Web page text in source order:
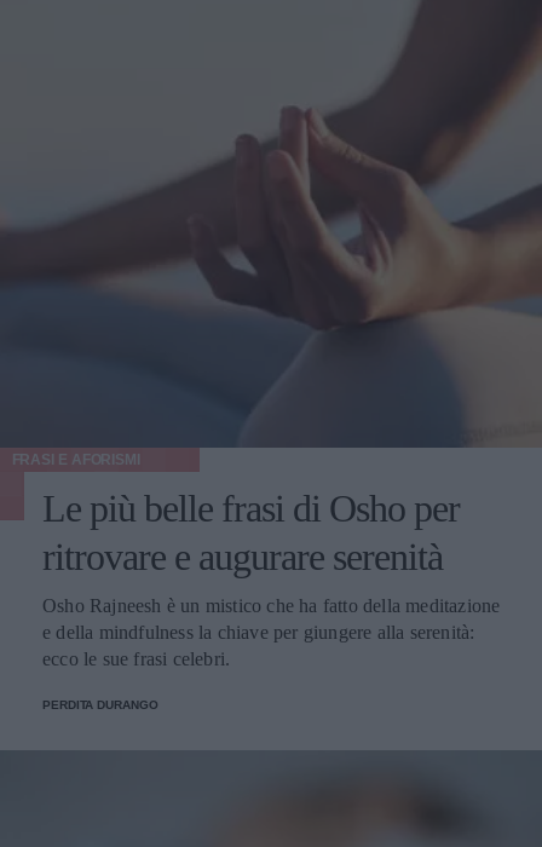
FRASI E AFORISMI
Le più belle frasi di Osho per
ritrovare e augurare serenità
Osho Rajneesh è un mistico che ha fatto della meditazione
e della mindfulness la chiave per giungere alla serenità:
ecco le sue frasi celebri.
PERDITA DURANGO